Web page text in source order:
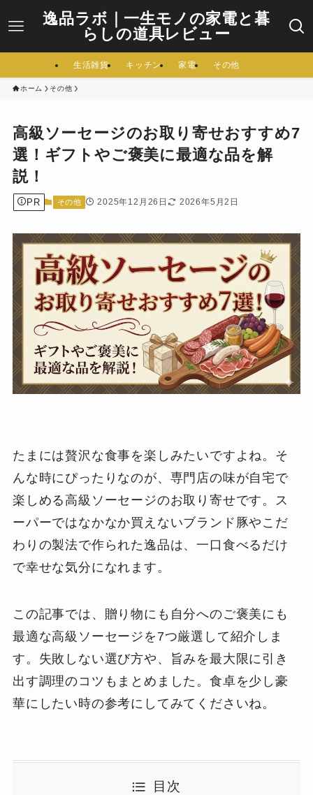
逸品ラボ｜一生モノの家電と暮
らしの道具レビュー
生活雑貨 キッチン 家電 その他
ホーム その他
高級ソーセージのお取り寄せおすすめ7
選！ギフトやご褒美に最適な品を解
説！
PR その他 2025年12月26日 2026年5月2日
たまには贅沢な食事を楽しみたいですよね。そ
んな時にぴったりなのが、専門店の味が自宅で
楽しめる高級ソーセージのお取り寄せです。ス
ーパーではなかなか買えないブランド豚やこだ
わりの製法で作られた逸品は、一口食べるだけ
で幸せな気分になれます。
この記事では、贈り物にも自分へのご褒美にも
最適な高級ソーセージを7つ厳選して紹介しま
す。失敗しない選び方や、旨みを最大限に引き
出す調理のコツもまとめました。食卓を少し豪
華にしたい時の参考にしてみてくださいね。
目次